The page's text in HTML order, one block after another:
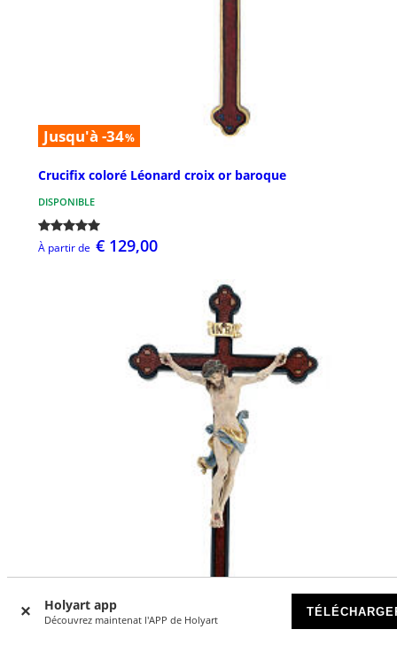
Holyart app
Découvrez maintenat l'APP de Holyart
Jusqu'à -34%
Crucifix coloré Léonard croix or baroque
DISPONIBLE
À partir de € 129,00